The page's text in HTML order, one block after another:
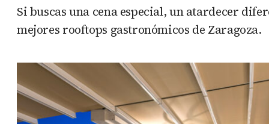
Si buscas una cena especial, un atardecer
mejores rooftops gastronómicos de Zaragoza.